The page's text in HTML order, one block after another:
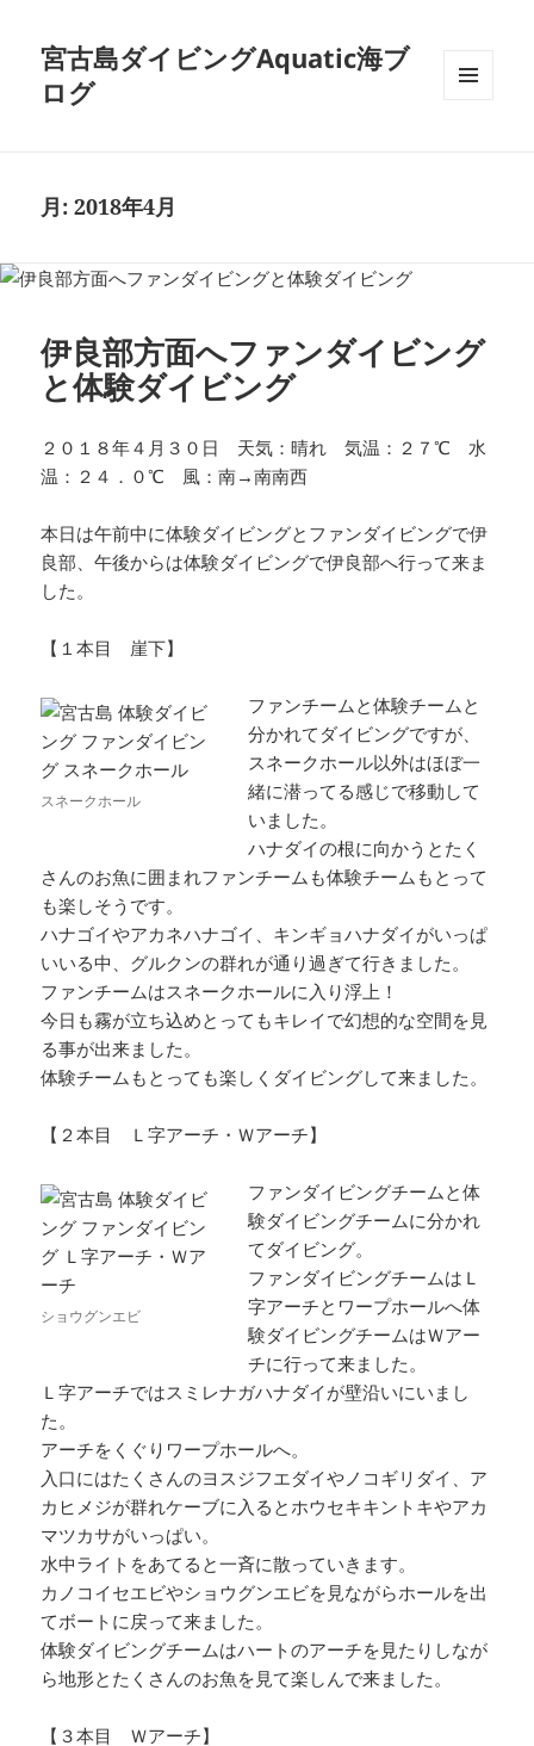
宮古島ダイビングAquatic海ブ
ログ
月:2018年4月
伊良部方面へファンダイビング
と体験ダイビング
２０１８年４月３０日 天気：晴れ 気温：２７℃ 水
温：２４．０℃ 風：南→南南西
本日は午前中に体験ダイビングとファンダイビングで伊
良部、午後からは体験ダイビングで伊良部へ行って来ま
した。
【１本目 崖下】
スネークホール
ファンチームと体験チームと
分かれてダイビングですが、
スネークホール以外はほぼ一
緒に潜ってる感じで移動して
いました。
ハナダイの根に向かうとたく
さんのお魚に囲まれファンチームも体験チームもとって
も楽しそうです。
ハナゴイやアカネハナゴイ、キンギョハナダイがいっぱ
いいる中、グルクンの群れが通り過ぎて行きました。
ファンチームはスネークホールに入り浮上！
今日も霧が立ち込めとってもキレイで幻想的な空間を見
る事が出来ました。
体験チームもとっても楽しくダイビングして来ました。
【２本目 Ｌ字アーチ・Ｗアーチ】
ショウグンエビ
ファンダイビングチームと体
験ダイビングチームに分かれ
てダイビング。
ファンダイビングチームはＬ
字アーチとワープホールへ体
験ダイビングチームはＷアー
チに行って来ました。
Ｌ字アーチではスミレナガハナダイが壁沿いにいまし
た。
アーチをくぐりワープホールへ。
入口にはたくさんのヨスジフエダイやノコギリダイ、ア
カヒメジが群れケーブに入るとホウセキキントキやアカ
マツカサがいっぱい。
水中ライトをあてると一斉に散っていきます。
カノコイセエビやショウグンエビを見ながらホールを出
てボートに戻って来ました。
体験ダイビングチームはハートのアーチを見たりしなが
ら地形とたくさんのお魚を見て楽しんで来ました。
【３本目 Ｗアーチ】